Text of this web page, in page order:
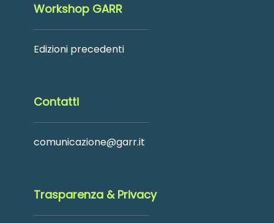
Workshop GARR
Edizioni precedenti
Contatti
comunicazione@garr.it
Trasparenza & Privacy